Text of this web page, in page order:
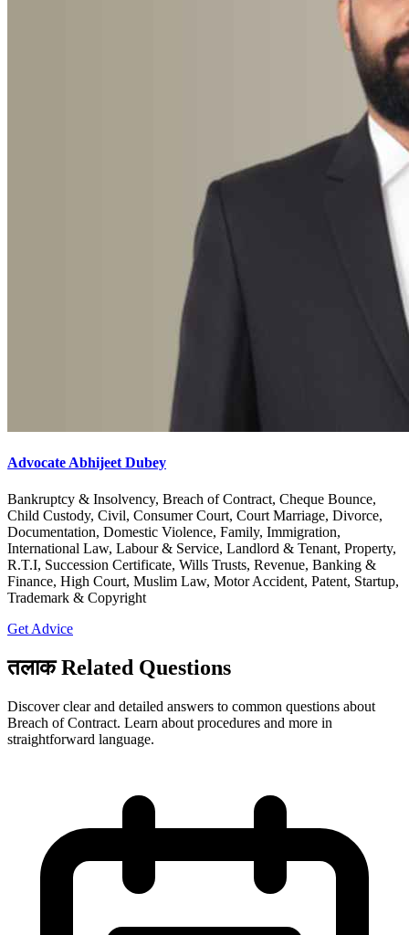
Advocate Abhijeet Dubey
Bankruptcy & Insolvency, Breach of Contract, Cheque Bounce,
Child Custody, Civil, Consumer Court, Court Marriage, Divorce,
Documentation, Domestic Violence, Family, Immigration,
International Law, Labour & Service, Landlord & Tenant, Property,
R.T.I, Succession Certificate, Wills Trusts, Revenue, Banking &
Finance, High Court, Muslim Law, Motor Accident, Patent, Startup,
Trademark & Copyright
Get Advice
तलाक Related Questions
Discover clear and detailed answers to common questions about
Breach of Contract. Learn about procedures and more in
straightforward language.